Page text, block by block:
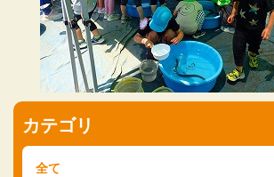
カテゴリ
全て